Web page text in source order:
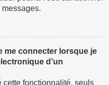
me connecter lorsque je
d’un
cette fonctionnalité, seuls